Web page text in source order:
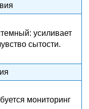
усиливает
сытости.
мониторинг